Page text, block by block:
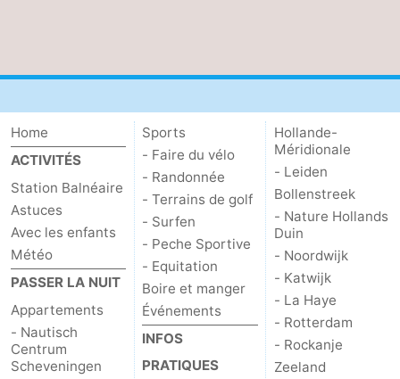
Home
ACTIVITÉS
Station Balnéaire
Astuces
Avec les enfants
Météo
PASSER LA NUIT
Appartements
- Nautisch
Centrum
Scheveningen
Sports
- Faire du vélo
- Randonnée
- Terrains de golf
- Surfen
- Peche Sportive
- Equitation
Boire et manger
Événements
INFOS
PRATIQUES
Hollande-
Méridionale
- Leiden
Bollenstreek
- Nature Hollands
Duin
- Noordwijk
- Katwijk
- La Haye
- Rotterdam
- Rockanje
Zeeland